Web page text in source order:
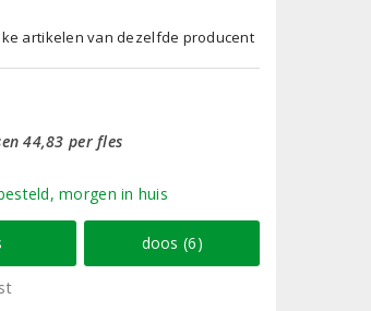
artikelen van dezelfde producent
44,83 per fles
morgen in huis
doos (6)